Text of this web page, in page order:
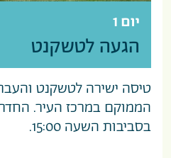
יום 1
הגעה לטשקנט
טיסה ישירה לטשקנט
הממוקם במרכז העיר.
בסביבות השעה 15:00.